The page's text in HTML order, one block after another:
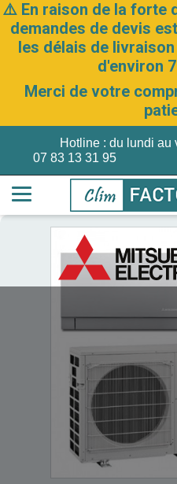
⚠️ En raison de la forte
demandes de devis
les délais de
d'environ
Merci de votre
07 83 13 31 95
Hotline : du lundi au